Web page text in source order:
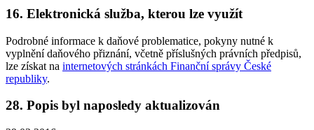
16. Elektronická služba, kterou lze využít
Podrobné informace k daňové problematice, pokyny nutné k
vyplnění daňového přiznání, včetně příslušných právních předpisů,
lze získat na internetových stránkách Finanční správy České
republiky.
28. Popis byl naposledy aktualizován